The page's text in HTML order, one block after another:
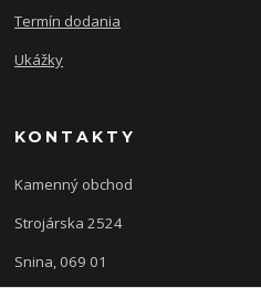
Termín dodania
Ukážky
KONTAKTY
Kamenný obchod
Strojárska 2524
Snina, 069 01